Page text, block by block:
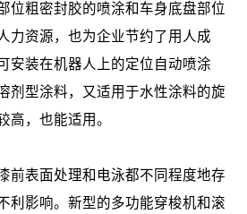
位粗密封胶的喷涂和车身底盘部位
力资源，也为企业节约了用人成
安装在机器人上的定位自动喷涂
剂型涂料，又适用于水性涂料的旋
高，也能适用。
前表面处理和电泳都不同程度地存
利影响。新型的多功能穿梭机和滚